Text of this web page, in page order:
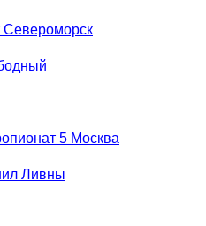
Североморск
5 Москва
Ливны